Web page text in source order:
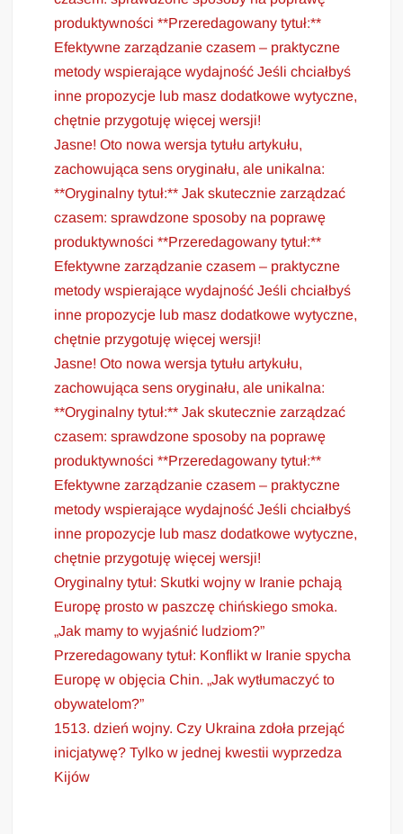
produktywności **Przeredagowany tytuł:**
Efektywne zarządzanie czasem – praktyczne
metody wspierające wydajność Jeśli chciałbyś
inne propozycje lub masz dodatkowe wytyczne,
chętnie przygotuję więcej wersji!
Jasne! Oto nowa wersja tytułu artykułu,
zachowująca sens oryginału, ale unikalna:
**Oryginalny tytuł:** Jak skutecznie zarządzać
czasem: sprawdzone sposoby na poprawę
produktywności **Przeredagowany tytuł:**
Efektywne zarządzanie czasem – praktyczne
metody wspierające wydajność Jeśli chciałbyś
inne propozycje lub masz dodatkowe wytyczne,
chętnie przygotuję więcej wersji!
Jasne! Oto nowa wersja tytułu artykułu,
zachowująca sens oryginału, ale unikalna:
**Oryginalny tytuł:** Jak skutecznie zarządzać
czasem: sprawdzone sposoby na poprawę
produktywności **Przeredagowany tytuł:**
Efektywne zarządzanie czasem – praktyczne
metody wspierające wydajność Jeśli chciałbyś
inne propozycje lub masz dodatkowe wytyczne,
chętnie przygotuję więcej wersji!
Oryginalny tytuł: Skutki wojny w Iranie pchają
Europę prosto w paszczę chińskiego smoka.
„Jak mamy to wyjaśnić ludziom?”
Przeredagowany tytuł: Konflikt w Iranie spycha
Europę w objęcia Chin. „Jak wytłumaczyć to
obywatelom?”
1513. dzień wojny. Czy Ukraina zdoła przejąć
inicjatywę? Tylko w jednej kwestii wyprzedza
Kijów